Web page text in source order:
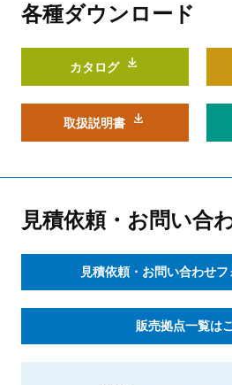
各種ダウンロード
カタログ
取扱説明書
見積依頼・お問い合
見積依頼・お問い合わせ
販売拠点一覧は